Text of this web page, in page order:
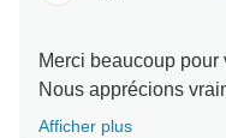
Merci beaucoup pour
Nous apprécions
sommes ravis que
Afficher plus